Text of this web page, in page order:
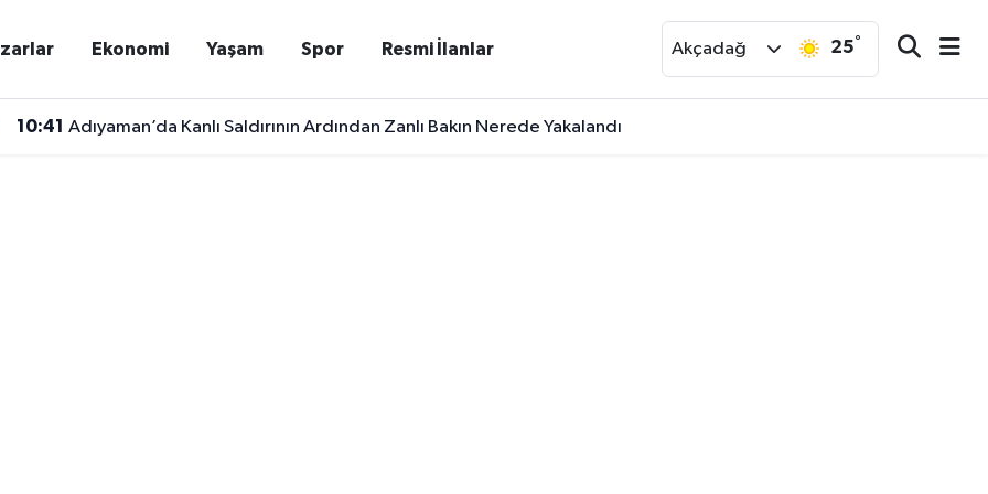
Ekonomi Yaşam Spor Resmi İlanlar Akçadağ 25°
10:41 Adıyaman’da Kanlı Saldırının Ardından Zanlı Bakın Nerede Yakalandı